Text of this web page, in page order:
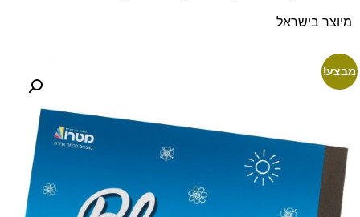
מיוצר בישראל
מבצע!